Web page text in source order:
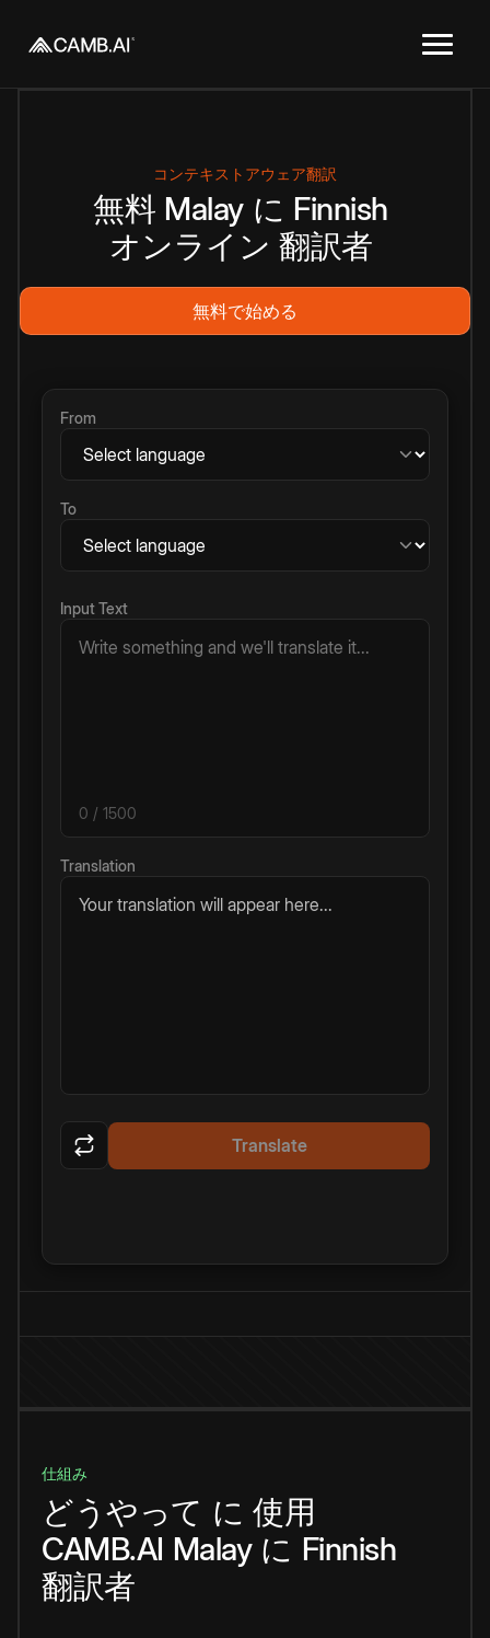
コンテキストアウェア翻訳
無料 Malay に Finnish
オンライン 翻訳者
無料で始める
From
To
Input Text
0 / 1500
Translation
Your translation will appear here...
Translate
仕組み
どうやって に 使用
CAMB.AI Malay に Finnish
翻訳者